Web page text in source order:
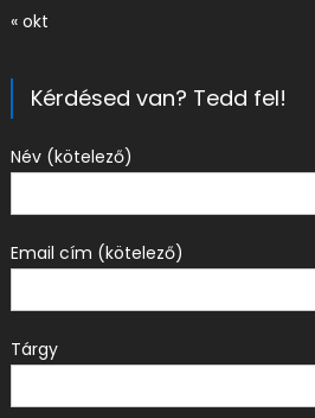
« okt
Kérdésed van? Tedd fel!
Név (kötelező)
Email cím (kötelező)
Tárgy